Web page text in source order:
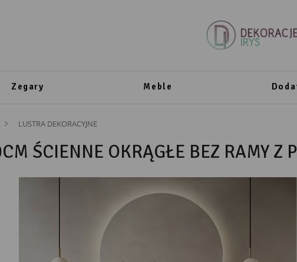
Zegary Meble
LUSTRA DEKORACYJNE
ŚCIENNE OKRĄGŁE BEZ RAMY Z